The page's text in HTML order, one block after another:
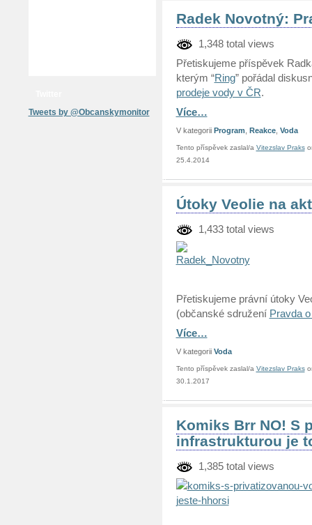
Tweets by @Obcanskymonitor
Radek Novotný:
1,348 total views
Přetiskujeme příspěvek
kterým “Ring” pořádal
prodeje vody v ČR.
Více…
V kategorii Program Reakce, Voda
Tento příspěvek zaslal/a Vitezslav Praks
25.4.2014
Útoky Veolie na
1,433 total views
Přetiskujeme právní útoky
(občanské sdružení Pravda
Více…
V kategorii Voda
Tento příspěvek zaslal/a Vitezslav Praks
30.1.2017
Komiks Brr NO! S
infrastrukturou je
1,385 total views